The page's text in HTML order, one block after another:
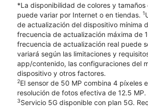
*La disponibilidad de colores y tamaños
puede variar por Internet o en tiendas. 1
de actualización del dispositivo mínima
frecuencia de actualización máxima de
frecuencia de actualización real puede
variará según las limitaciones y
app/contenido, las configuraciones del
dispositivo y otros factores.
2El sensor de 50 MP combina 4 píxeles
resolución de fotos efectiva de 12.5 MP.
3Servicio 5G disponible con plan 5G.